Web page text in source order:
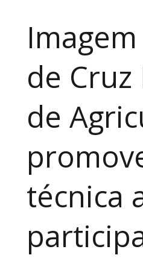
de
de
técnica